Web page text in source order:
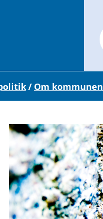
/ Om kommunen